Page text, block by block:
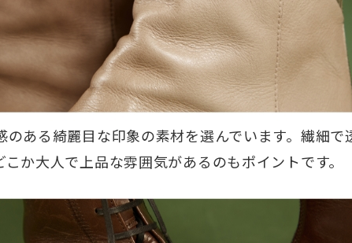
ある綺麗目な印象の素材を選んでいます。繊細
か大人で上品な雰囲気があるのもポイントです。